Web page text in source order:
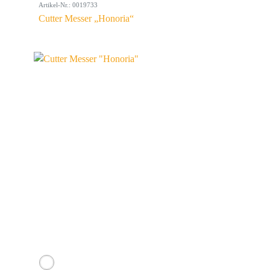
Artikel-Nr.: 0019733
Cutter Messer „Honoria“